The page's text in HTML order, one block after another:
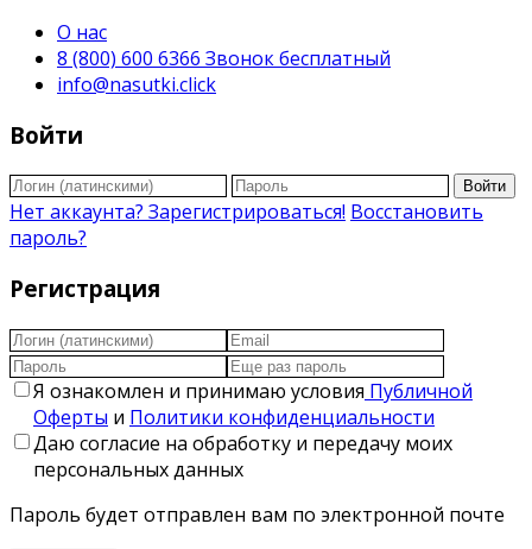
О нас
8 (800) 600 6366 Звонок бесплатный
info@nasutki.click
Войти
Войти
Нет аккаунта? Зарегистрироваться! Восстановить
пароль?
Регистрация
Я ознакомлен и принимаю условия Публичной
Оферты и Политики конфиденциальности
Даю согласие на обработку и передачу моих
персональных данных
Пароль будет отправлен вам по электронной почте